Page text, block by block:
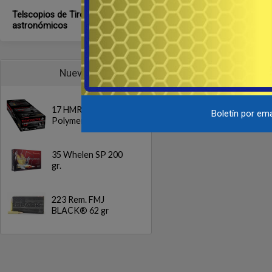
Telscopios de Tiro y
astronómicos
Nuevos
17 HMR NTX
Polymer Tip 15.5gr.
35 Whelen SP 200
gr.
223 Rem. FMJ
BLACK® 62 gr
Boletín por